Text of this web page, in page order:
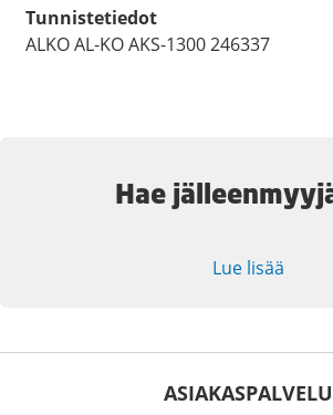
Tunnistetiedot
ALKO AL-KO AKS-1300 246337
Hae
Lue lisää
ASIAKASPALVELU